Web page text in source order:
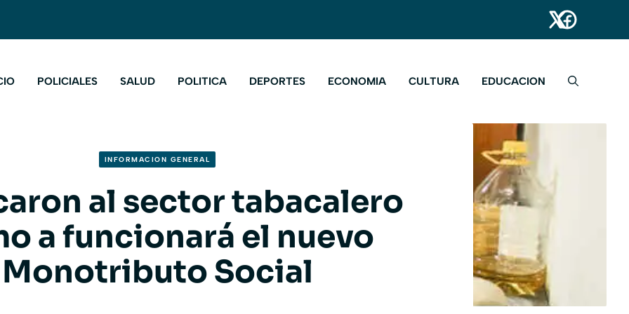
POLICIALES SALUD POLITICA DEPORTES ECONOMIA CULTURA EDUCACION
INFORMACION GENERAL
al sector tabacalero
a funcionará el nuevo
Monotributo Social